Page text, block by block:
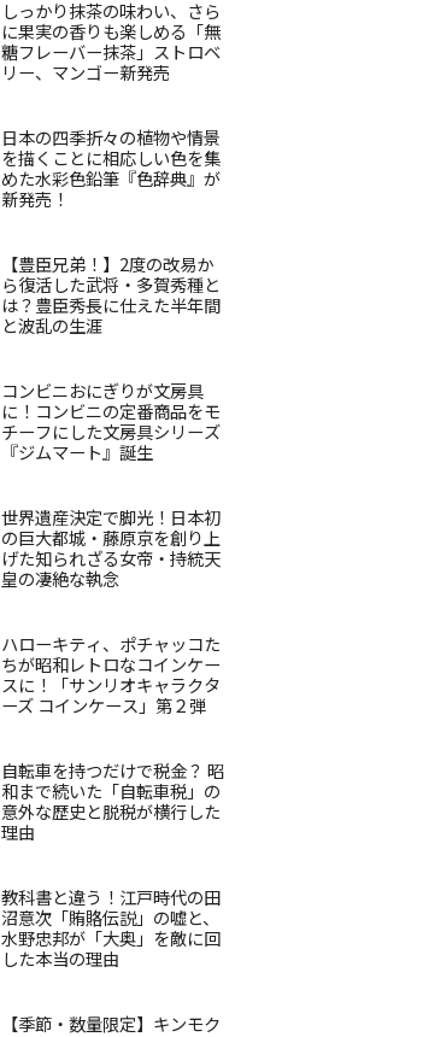
しっかり抹茶の味わい、さら
に果実の香りも楽しめる「無
糖フレーバー抹茶」ストロベ
リー、マンゴー新発売
日本の四季折々の植物や情景
を描くことに相応しい色を集
めた水彩色鉛筆『色辞典』が
新発売！
【豊臣兄弟！】2度の改易か
ら復活した武将・多賀秀種と
は？豊臣秀長に仕えた半年間
と波乱の生涯
コンビニおにぎりが文房具
に！コンビニの定番商品をモ
チーフにした文房具シリーズ
『ジムマート』誕生
世界遺産決定で脚光！日本初
の巨大都城・藤原京を創り上
げた知られざる女帝・持統天
皇の凄絶な執念
ハローキティ、ポチャッコた
ちが昭和レトロなコインケー
スに！「サンリオキャラクタ
ーズ コインケース」第２弾
自転車を持つだけで税金？ 昭
和まで続いた「自転車税」の
意外な歴史と脱税が横行した
理由
教科書と違う！江戸時代の田
沼意次「賄賂伝説」の嘘と、
水野忠邦が「大奥」を敵に回
した本当の理由
【季節・数量限定】キンモク